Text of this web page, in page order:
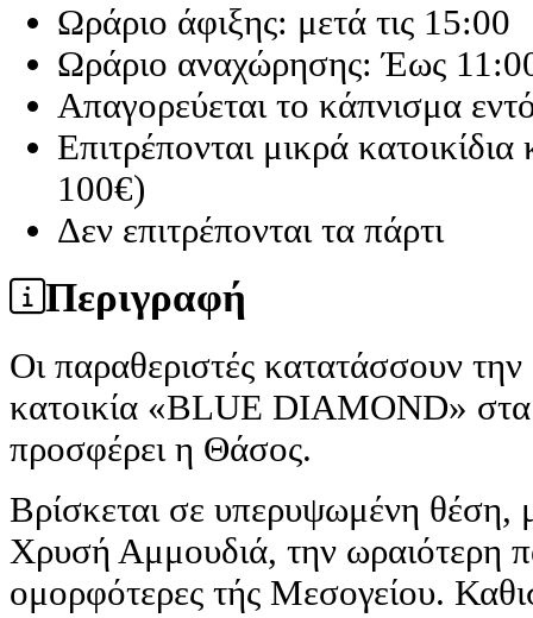
Ωράριο άφιξης: μετά τις 15:00
Ωράριο αναχώρησης: Έως
Απαγορεύεται το κάπνισμα
Επιτρέπονται μικρά
100€)
Δεν επιτρέπονται τα πάρτι
Περιγραφή
Οι παραθεριστές κατατάσσουν
κατοικία «BLUE DIAMOND» στα
προσφέρει η Θάσος.
Βρίσκεται σε υπερυψωμένη θέση,
Χρυσή Αμμουδιά, την ωραιότερη
ομορφότερες τής Μεσογείου.